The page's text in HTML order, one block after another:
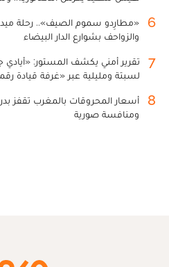
6
«مطارِدو سموم الصيف».. رحلة
والزواحف بشوارع الدار البيضاء
7
تقرير أمني يكشف المستور: «أيادي
لسبتة ومليلية عبر «غرفة قيادة
8
أسعار المحروقات بالمغرب تقفز
ومنافسة صورية